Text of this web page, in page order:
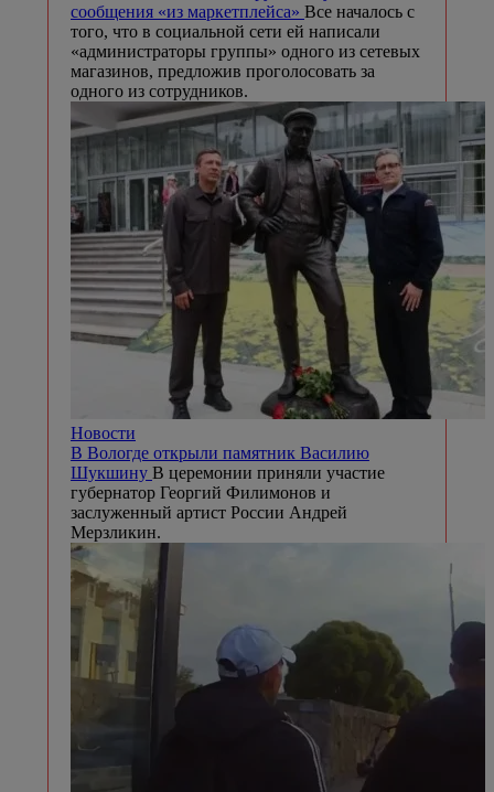
сообщения «из маркетплейса» Все началось с
того, что в социальной сети ей написали
«администраторы группы» одного из сетевых
магазинов, предложив проголосовать за
одного из сотрудников.
Новости
В Вологде открыли памятник Василию
Шукшину В церемонии приняли участие
губернатор Георгий Филимонов и
заслуженный артист России Андрей
Мерзликин.